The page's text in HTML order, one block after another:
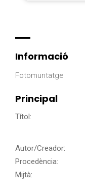
Informació
Fotomuntatge
Principal
Títol:
Autor/Creador:
Procedència:
Mijtà: